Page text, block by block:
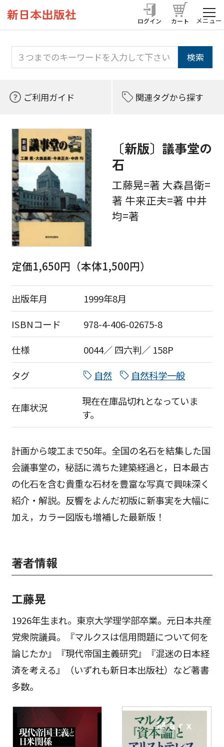
ログイン カート メニュー
ご利用ガイド 関連タグから探す
〔新版〕議事堂の
石
工藤晃=著 大森昌衛=
著 牛来正夫=著 中井
均=著
定価1,650円（本体1,500円）
出版年月
1999年8月
ISBNコード
978-4-406-02675-8
仕様
0044／ 四六判／ 158P
タグ
自然 自然科学一般
在庫状況
現在在庫品切れとなっていま
す。
計画から竣工まで50年。全国の名石を結集した国
会議事堂の，秘話に満ちた建築経過と，日本最古
の化石を含む貴重な石材を豊富な写真で興味深く
紹介・解説。反響をよんだ初版に新事実を大幅に
加え，カラー図版も増補した最新版！
著者情報
工藤晃
1926年生まれ。東京大学理学部卒業。元日本共産
党衆院議員。『マルクスは信用問題について何を
論じたか』『現代帝国主義研究』『混迷の日本経
済を考える』（いずれも新日本出版社）など著書
多数。